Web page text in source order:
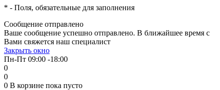
* - Поля, обязательные для заполнения
Сообщение отправлено
Ваше сообщение успешно отправлено. В ближайшее время с
Вами свяжется наш специалист
Закрыть окно
Пн-Пт 09:00 -18:00
0
0
0 В корзине пока пусто